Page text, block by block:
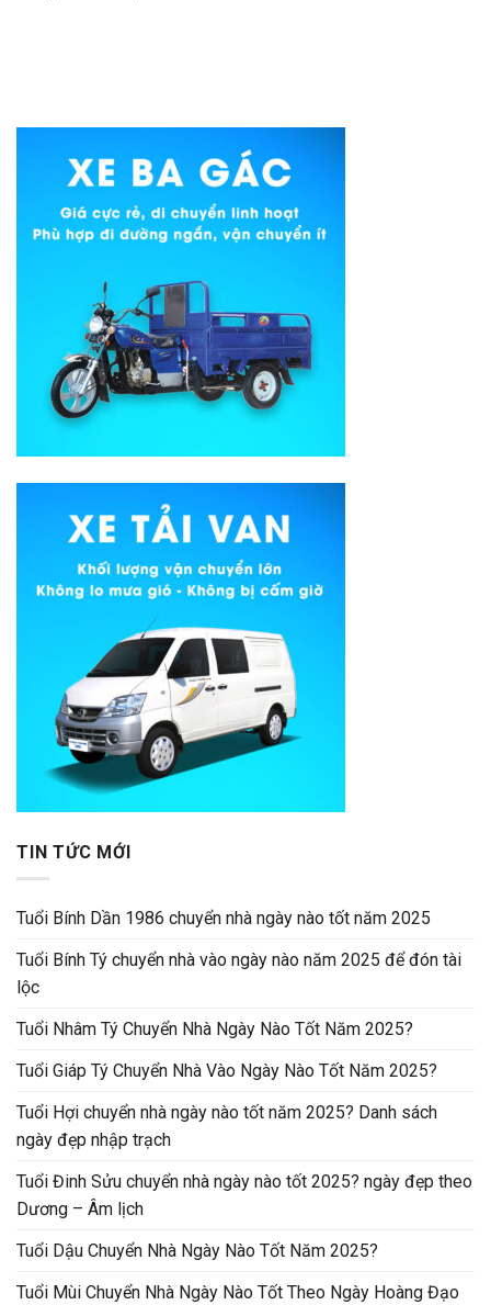
TIN TỨC MỚI
Tuổi Bính Dần 1986 chuyển nhà ngày nào tốt năm 2025
Tuổi Bính Tý chuyển nhà vào ngày nào năm 2025 để đón tài
lộc
Tuổi Nhâm Tý Chuyển Nhà Ngày Nào Tốt Năm 2025?
Tuổi Giáp Tý Chuyển Nhà Vào Ngày Nào Tốt Năm 2025?
Tuổi Hợi chuyển nhà ngày nào tốt năm 2025? Danh sách
ngày đẹp nhập trạch
Tuổi Đinh Sửu chuyển nhà ngày nào tốt 2025? ngày đẹp theo
Dương – Âm lịch
Tuổi Dậu Chuyển Nhà Ngày Nào Tốt Năm 2025?
Tuổi Mùi Chuyển Nhà Ngày Nào Tốt Theo Ngày Hoàng Đạo